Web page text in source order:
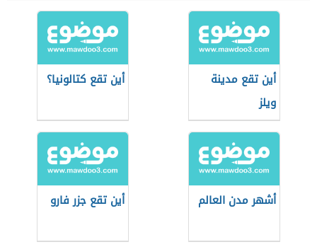
أين تقع مدينة
ويلز
أين تقع كتالونيا؟
أشهر مدن العالم أين تقع جزر فارو